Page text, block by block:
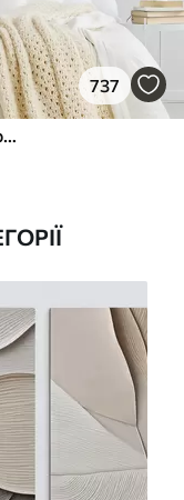
737
Крупний план білої квітки півонії з крапельками води на пелюстках на розмитому фоні